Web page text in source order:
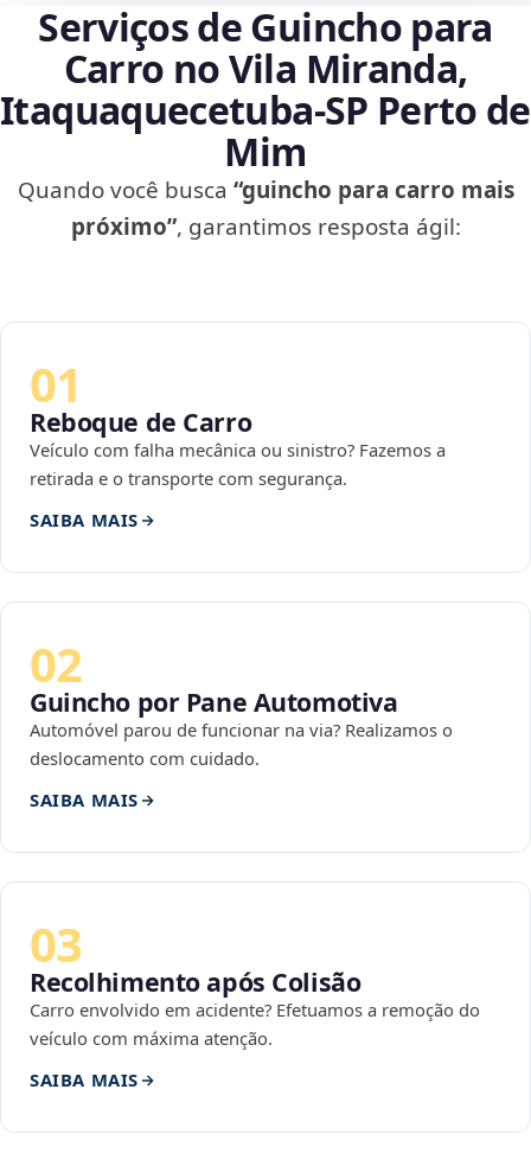
Serviços de Guincho para
Carro no Vila Miranda,
Itaquaquecetuba‑SP Perto de
Mim
Quando você busca “guincho para carro mais
próximo”, garantimos resposta ágil:
01
Reboque de Carro
Veículo com falha mecânica ou sinistro? Fazemos a
retirada e o transporte com segurança.
SAIBA MAIS
02
Guincho por Pane Automotiva
Automóvel parou de funcionar na via? Realizamos o
deslocamento com cuidado.
SAIBA MAIS
03
Recolhimento após Colisão
Carro envolvido em acidente? Efetuamos a remoção do
veículo com máxima atenção.
SAIBA MAIS